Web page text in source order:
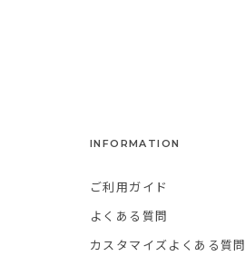
INFORMATION
ご利用ガイド
よくある質問
カスタマイズよくある質問